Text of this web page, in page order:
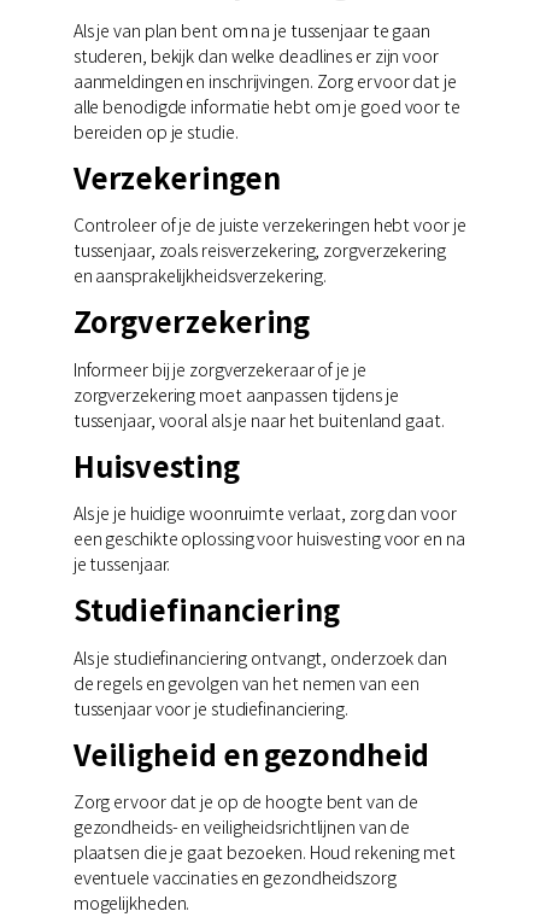
Als je van plan bent om na je tussenjaar te gaan
studeren, bekijk dan welke deadlines er zijn voor
aanmeldingen en inschrijvingen. Zorg ervoor dat je
alle benodigde informatie hebt om je goed voor te
bereiden op je studie.
Verzekeringen
Controleer of je de juiste verzekeringen hebt voor je
tussenjaar, zoals reisverzekering, zorgverzekering
en aansprakelijkheidsverzekering.
Zorgverzekering
Informeer bij je zorgverzekeraar of je je
zorgverzekering moet aanpassen tijdens je
tussenjaar, vooral als je naar het buitenland gaat.
Huisvesting
Als je je huidige woonruimte verlaat, zorg dan voor
een geschikte oplossing voor huisvesting voor en na
je tussenjaar.
Studiefinanciering
Als je studiefinanciering ontvangt, onderzoek dan
de regels en gevolgen van het nemen van een
tussenjaar voor je studiefinanciering.
Veiligheid en gezondheid
Zorg ervoor dat je op de hoogte bent van de
gezondheids- en veiligheidsrichtlijnen van de
plaatsen die je gaat bezoeken. Houd rekening met
eventuele vaccinaties en gezondheidszorg
mogelijkheden.